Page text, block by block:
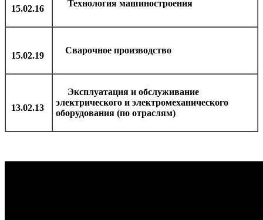
15.02.16
Технология машиностроения
15.02.19
Сварочное производство
13.02.13
Эксплуатация и обслуживание
электрического и электромеханического
оборудования (по отраслям)